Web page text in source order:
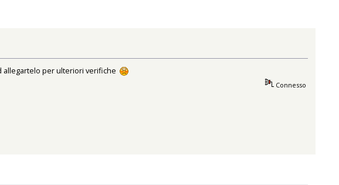
allegartelo per ulteriori verifiche
Connesso